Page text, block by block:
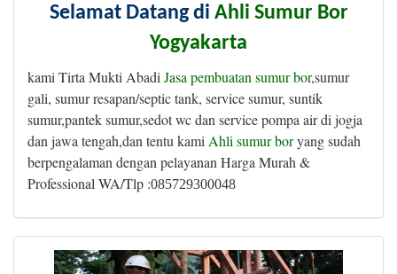
Selamat Datang di Ahli Sumur Bor
Yogyakarta
kami Tirta Mukti AbadiJasa pembuatan sumur bor,sumur
gali, sumur resapan/septic tank, service sumur, suntik
sumur,pantek sumur,sedot wc dan service pompa air di jogja
dan jawa tengah,dan tentu kamiAhli sumur boryang sudah
berpengalaman dengan pelayanan Harga Murah &
Professional WA/Tlp :085729300048